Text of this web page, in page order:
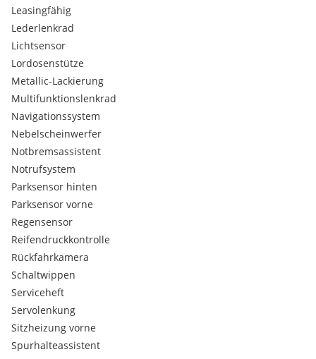
Leasingfähig
Lederlenkrad
Lichtsensor
Lordosenstütze
Metallic-Lackierung
Multifunktionslenkrad
Navigationssystem
Nebelscheinwerfer
Notbremsassistent
Notrufsystem
Parksensor hinten
Parksensor vorne
Regensensor
Reifendruckkontrolle
Rückfahrkamera
Schaltwippen
Serviceheft
Servolenkung
Sitzheizung vorne
Spurhalteassistent